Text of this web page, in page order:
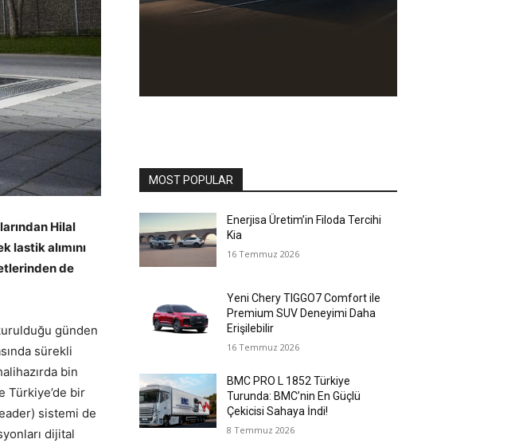
Hilal
lastik alımını
de
günden
sürekli
bin
Türkiye’de bir
sistemi de
dijital
MOST POPULAR
Enerjisa Üretim’in Filoda Tercihi
Kia
16 Temmuz 2026
Yeni Chery TIGGO7 Comfort ile
Premium SUV Deneyimi Daha
Erişilebilir
16 Temmuz 2026
BMC PRO L 1852 Türkiye
Turunda: BMC’nin En Güçlü
Çekicisi Sahaya İndi!
8 Temmuz 2026